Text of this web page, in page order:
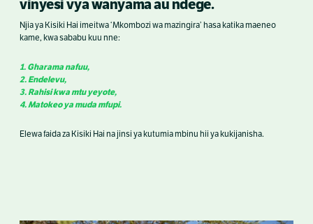
vinyesi vya wanyama au ndege.
Njia ya Kisiki Hai imeitwa ‘Mkombozi wa mazingira’ hasa katika maeneo
kame, kwa sababu kuu nne:
1. Gharama nafuu,
2. Endelevu,
3. Rahisi kwa mtu yeyote,
4. Matokeo ya muda mfupi.
Elewa faida za Kisiki Hai na jinsi ya kutumia mbinu hii ya kukijanisha.